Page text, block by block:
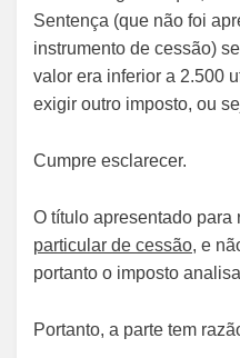
Sentença (que não foi
instrumento de cessão)
valor era inferior a 2.500
exigir outro imposto, ou
Cumpre esclarecer.
O título apresentado para
particular de cessão, e
portanto o imposto
Portanto, a parte tem